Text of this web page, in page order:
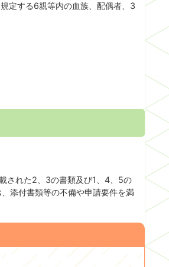
定する6親等内の血族、配偶者、3
された2、3の書類及び1、4、5の
添付書類等の不備や申請要件を満